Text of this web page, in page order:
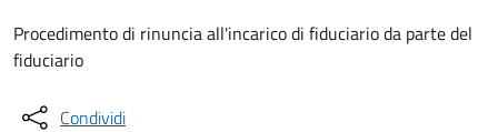
Procedimento di rinuncia all'incarico di fiduciario da parte del
fiduciario
Condividi